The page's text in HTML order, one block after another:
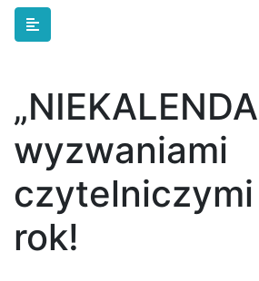
Skip to main content
wyzwaniami
czytelniczymi
rok!